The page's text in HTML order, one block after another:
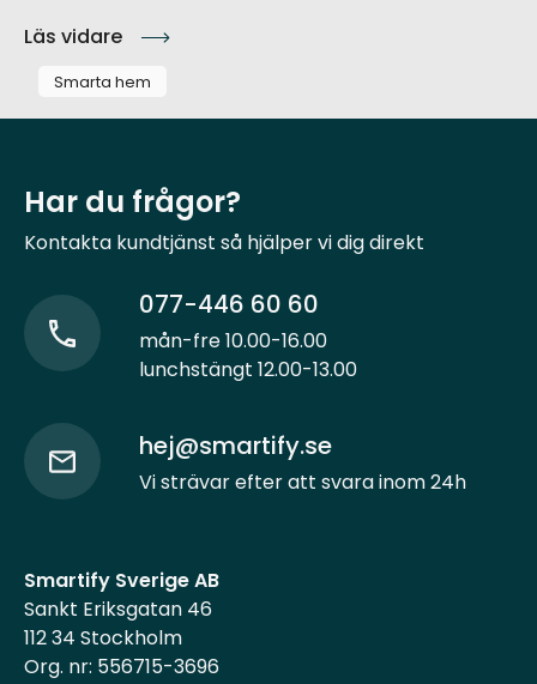
Läs vidare
Smarta hem
Har du frågor?
Kontakta kundtjänst så hjälper vi dig direkt
077-446 60 60
mån-fre 10.00-16.00
lunchstängt 12.00-13.00
hej@smartify.se
Vi strävar efter att svara inom 24h
Smartify Sverige AB
Sankt Eriksgatan 46
112 34 Stockholm
Org. nr: 556715-3696